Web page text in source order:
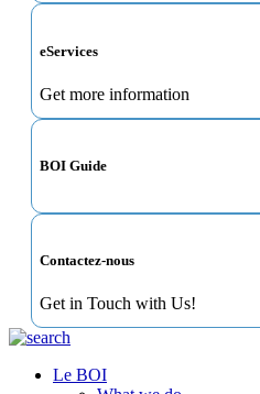
eServices
Get more information
BOI Guide
Contactez-nous
Get in Touch with Us!
Le BOI